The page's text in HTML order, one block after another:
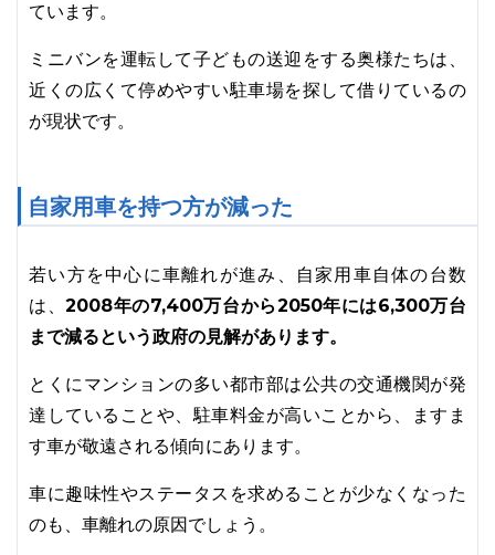
ています。
ミニバンを運転して子どもの送迎をする奥様たちは、
近くの広くて停めやすい駐車場を探して借りているの
が現状です。
自家用車を持つ方が減った
若い方を中心に車離れが進み、自家用車自体の台数
は、2008年の7,400万台から2050年には6,300万台
まで減るという政府の見解があります。
とくにマンションの多い都市部は公共の交通機関が発
達していることや、駐車料金が高いことから、ますま
す車が敬遠される傾向にあります。
車に趣味性やステータスを求めることが少なくなった
のも、車離れの原因でしょう。